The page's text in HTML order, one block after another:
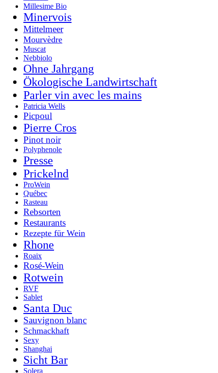
Millesime Bio
Minervois
Mittelmeer
Mourvèdre
Muscat
Nebbiolo
Ohne Jahrgang
Ökologische Landwirtschaft
Parler vin avec les mains
Patricia Wells
Picpoul
Pierre Cros
Pinot noir
Polyphenole
Presse
Prickelnd
ProWein
Québec
Rasteau
Rebsorten
Restaurants
Rezepte für Wein
Rhone
Roaix
Rosé-Wein
Rotwein
RVF
Sablet
Santa Duc
Sauvignon blanc
Schmackhaft
Sexy
Shanghai
Sicht Bar
Solera